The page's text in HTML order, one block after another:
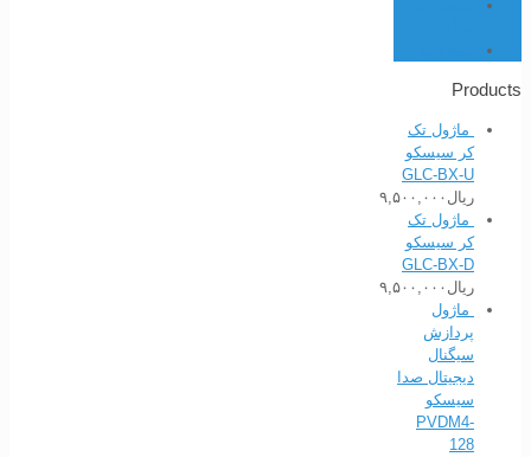
Products
ماژول تک
کر سیسکو
GLC-BX-U
ریال ۹,۵۰۰,۰۰۰
ماژول تک
کر سیسکو
GLC-BX-D
ریال ۹,۵۰۰,۰۰۰
ماژول
پردازش
سیگنال
دیجیتال صدا
سیسکو
PVDM4-
128